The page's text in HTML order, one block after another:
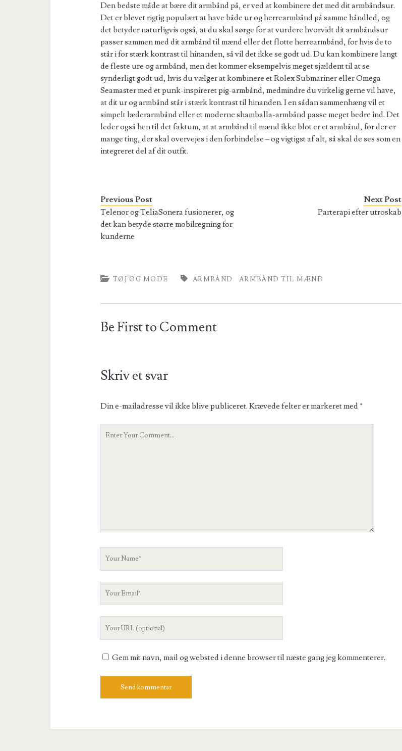
Den bedste måde at bære dit armbånd på, er ved at kombinere det med dit armbåndsur.
Det er blevet rigtig populært at have både ur og herrearmbånd på samme håndled, og
det betyder naturligvis også, at du skal sørge for at vurdere hvorvidt dit armbåndsur
passer sammen med dit armbånd til mænd eller det flotte herrearmbånd, for hvis de to
står i for stærk kontrast til hinanden, så vil det ikke se godt ud. Du kan kombinere langt
de fleste ure og armbånd, men det kommer eksempelvis meget sjældent til at se
synderligt godt ud, hvis du vælger at kombinere et Rolex Submariner eller Omega
Seamaster med et punk-inspireret pig-armbånd, medmindre du virkelig gerne vil have,
at dit ur og armbånd står i stærk kontrast til hinanden. I en sådan sammenhæng vil et
simpelt læderarmbånd eller et moderne shamballa-armbånd passe meget bedre ind. Det
leder også hen til det faktum, at at armbånd til mænd ikke blot er et armbånd, for der er
mange ting, der skal overvejes i den forbindelse – og vigtigst af alt, så skal de ses som en
integreret del af dit outfit.
Previous Post
Telenor og TeliaSonera fusionerer, og
det kan betyde større mobilregning for
kunderne
Next Post
Parterapi efter utroskab
TØJ OG MODE ARMBÅND ARMBÅND TIL MÆND
Be First to Comment
Skriv et svar
Din e-mailadresse vil ikke blive publiceret. Krævede felter er markeret med*
Your
Gem mit navn, mail og websted i denne browser til næste gang jeg kommenterer.